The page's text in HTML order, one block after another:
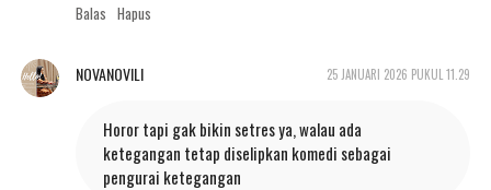
Balas Hapus
NOVANOVILI 25 JANUARI 2026 PUKUL 11.29
Horor tapi gak bikin setres ya, walau ada
ketegangan tetap diselipkan komedi sebagai
pengurai ketegangan